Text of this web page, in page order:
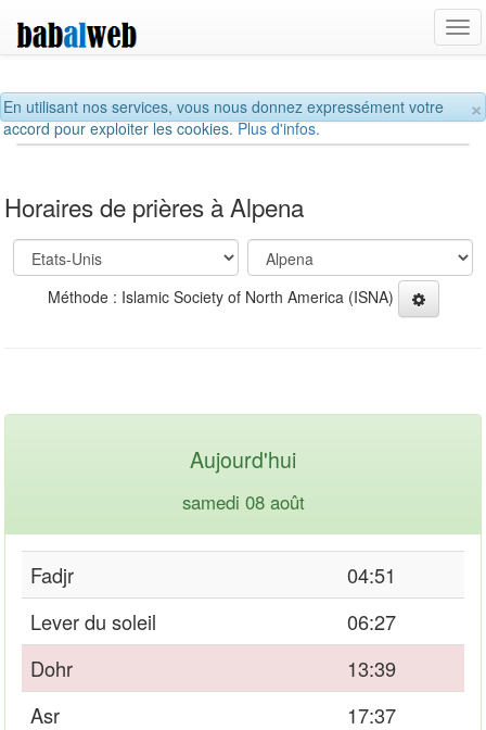
×
En utilisant nos services, vous nous donnez expressément votre
accord pour exploiter les cookies.Plus d'infos.
Horaires de prières à Alpena
Méthode : Islamic Society of North America (ISNA)
Aujourd'hui
samedi 08 août
Fadjr
04:51
Lever du soleil
06:27
Dohr
13:39
Asr
17:37